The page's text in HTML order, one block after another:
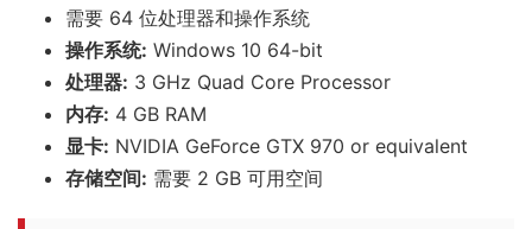
需要 64 位处理器和操作系统
操作系统: Windows 10 64-bit
处理器: 3 GHz Quad Core Processor
内存: 4 GB RAM
显卡: NVIDIA GeForce GTX 970 or equivalent
存储空间: 需要 2 GB 可用空间